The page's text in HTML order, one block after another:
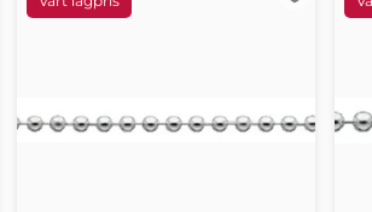
till i favoriter Lägg till